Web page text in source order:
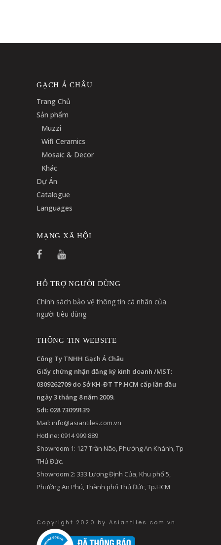
GẠCH Á CHÂU
Trang Chủ
Sản phẩm
Muzzi
Wifi Ceramics
Mosaic & Decor
Khác
Dự Án
Catalogue
Languages
MẠNG XÃ HỘI
HỖ TRỢ NGƯỜI DÙNG
Chính sách bảo vệ thông tin cá nhân của
người tiêu dùng
THÔNG TIN WEBSITE
Công Ty TNHH Gạch Á Châu
Giấy chứng nhận đăng ký kinh doanh /MST:
0309262709 do Sở KH-ĐT TP.HCM cấp lần đầu
ngày 3 tháng 8 năm 2009.
Sđt: 028 73099139
Mail: info@asiantiles.com.vn
Hotline: 0914 999 889
Showroom 1: 127 Trần Não, Phường An Khánh, Tp
THủ Đức.
Showroom 2: 333 Lương Định Của, Khu phố 5,
Phường An Phú, Thành phố Thủ Đức, Tp.HCM
Copyright 2020 by Asiantiles.com.vn